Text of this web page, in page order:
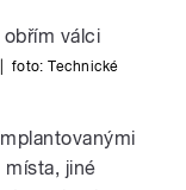
foto:Technické
jiné